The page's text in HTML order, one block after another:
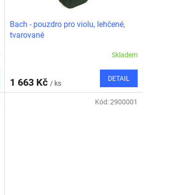
Bach - pouzdro pro violu, lehčené,
tvarované
Skladem
1 663 Kč / ks
DETAIL
Kód:2900001